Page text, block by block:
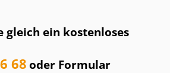
gleich ein kostenloses
68oder Formular